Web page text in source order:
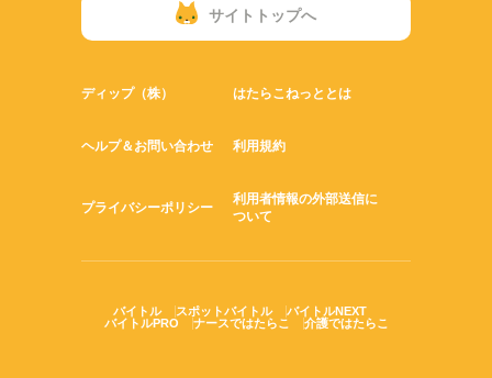
サイトトップへ
ディップ（株） はたらこねっととは
ヘルプ＆お問い合わせ 利用規約
プライバシーポリシー
利用者情報の外部送信に
ついて
バイトル スポットバイトル
バイトルNEXT
バイトルPRO
ナースではたらこ 介護ではたらこ